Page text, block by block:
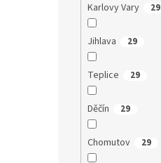
Karlovy Vary 29
Jihlava 29
Teplice 29
Děčín 29
Chomutov 29